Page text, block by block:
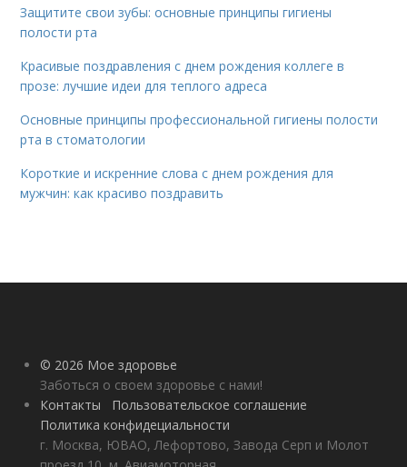
Защитите свои зубы: основные принципы гигиены
полости рта
Красивые поздравления с днем рождения коллеге в
прозе: лучшие идеи для теплого адреса
Основные принципы профессиональной гигиены полости
рта в стоматологии
Короткие и искренние слова с днем рождения для
мужчин: как красиво поздравить
© 2026 Мое здоровье
Заботься о своем здоровье с нами!
Контакты
Пользовательское соглашение
Политика конфидециальности
г. Москва, ЮВАО, Лефортово, Завода Серп и Молот